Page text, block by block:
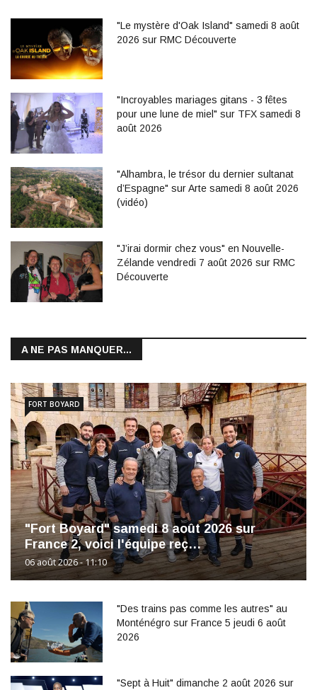
"Le mystère d'Oak Island" samedi 8 août
2026 sur RMC Découverte
"Incroyables mariages gitans - 3 fêtes
pour une lune de miel" sur TFX samedi 8
août 2026
"Alhambra, le trésor du dernier sultanat
d’Espagne" sur Arte samedi 8 août 2026
(vidéo)
"J’irai dormir chez vous" en Nouvelle-
Zélande vendredi 7 août 2026 sur RMC
Découverte
A NE PAS MANQUER...
"Fort Boyard" samedi 8 août 2026 sur
France 2, voici l'équipe reç…
06 août 2026 - 11:10
FORT BOYARD
"Des trains pas comme les autres" au
Monténégro sur France 5 jeudi 6 août
2026
"Sept à Huit" dimanche 2 août 2026 sur